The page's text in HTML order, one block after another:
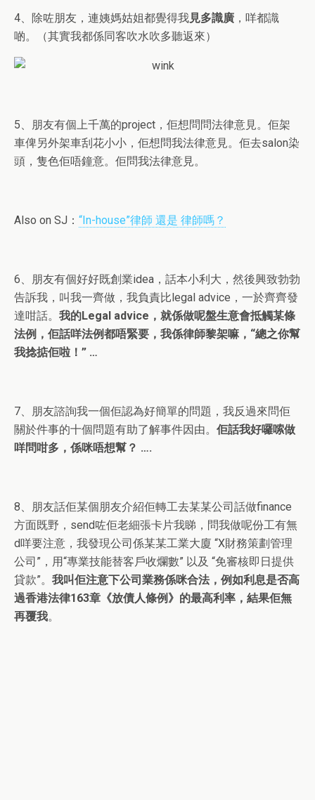
4、除咗朋友，連姨媽姑姐都覺得我見多識廣 ，咩都識
啲。（其實我都係同客吹水吹多聽返來）
5、朋友有個上千萬的project，佢想問問法律意見。佢架
車俾另外架車刮花小小，佢想問我法律意見。佢去salon染
頭，隻色佢唔鐘意。佢問我法律意見。
Also on SJ： “In-house”律師 還是 律師嗎？
6、朋友有個好好既創業idea，話本小利大，然後興致勃勃
告訴我，叫我一齊做，我負責比legal advice，一於齊齊發
達咁話。 我的Legal advice，就係做呢盤生意會抵觸某條
法例，佢話咩法例都唔緊要，我係律師黎架嘛，“總之你幫
我捻掂佢啦！” …
7、朋友諮詢我一個佢認為好簡單的問題，我反過來問佢
關於件事的十個問題有助了解事件因由。 佢話我好囉嗦做
咩問咁多，係咪唔想幫？ ….
8、朋友話佢某個朋友介紹佢轉工去某某公司話做finance
方面既野，send咗佢老細張卡片我睇，問我做呢份工有無
d咩要注意，我發現公司係某某工業大廈 “X財務策劃管理
公司”，用“專業技能替客戶收爛數” 以及 “免審核即日提供
貸款”。 我叫佢注意下公司業務係咪合法，例如利息是否高
過香港法律163章《放債人條例》的最高利率，結果佢無
再覆我。